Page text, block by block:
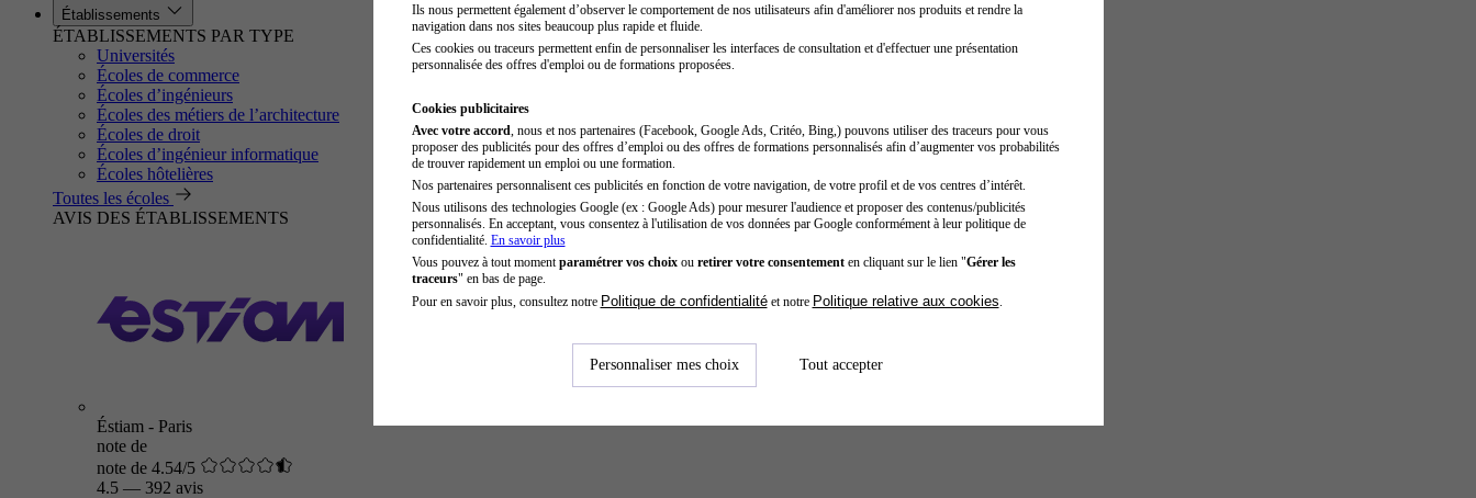
Établissements
ÉTABLISSEMENTS PAR TYPE
Universités
Écoles de commerce
Écoles d’ingénieurs
Écoles des métiers de l’architecture
Écoles de droit
Écoles d’ingénieur informatique
Écoles hôtelières
Toutes les écoles
AVIS DES ÉTABLISSEMENTS
Éstiam - Paris
note de
note de 4.54/5
4.5 — 392 avis
Ils nous permettent également d’observer le comportement de nos utilisateurs afin d'améliorer nos produits et rendre la
navigation dans nos sites beaucoup plus rapide et fluide.
Ces cookies ou traceurs permettent enfin de personnaliser les interfaces de consultation et d'effectuer une présentation
personnalisée des offres d'emploi ou de formations proposées.
Cookies publicitaires
Avec votre accord , nous et nos partenaires (Facebook, Google Ads, Critéo, Bing,) pouvons utiliser des traceurs pour vous
proposer des publicités pour des offres d’emploi ou des offres de formations personnalisés afin d’augmenter vos probabilités
de trouver rapidement un emploi ou une formation.
Nos partenaires personnalisent ces publicités en fonction de votre navigation, de votre profil et de vos centres d’intérêt.
Nous utilisons des technologies Google (ex : Google Ads) pour mesurer l'audience et proposer des contenus/publicités
personnalisés. En acceptant, vous consentez à l'utilisation de vos données par Google conformément à leur politique de
confidentialité. En savoir plus
Vous pouvez à tout moment paramétrer vos choixou retirer votre consentementen cliquant sur le lien "Gérer les
traceurs" en bas de page.
Pour en savoir plus, consultez notre Politique de confidentialitéet notre Politique relative aux cookies
Personnaliser mes choix Tout accepter